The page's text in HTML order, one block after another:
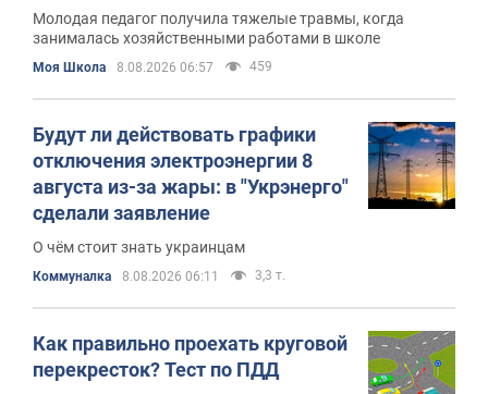
Молодая педагог получила тяжелые травмы, когда
занималась хозяйственными работами в школе
Моя Школа 8.08.2026 06:57 459
Будут ли действовать графики
отключения электроэнергии 8
августа из-за жары: в "Укрэнерго"
сделали заявление
О чём стоит знать украинцам
Коммуналка 8.08.2026 06:11 3,3 т.
Как правильно проехать круговой
перекресток? Тест по ПДД